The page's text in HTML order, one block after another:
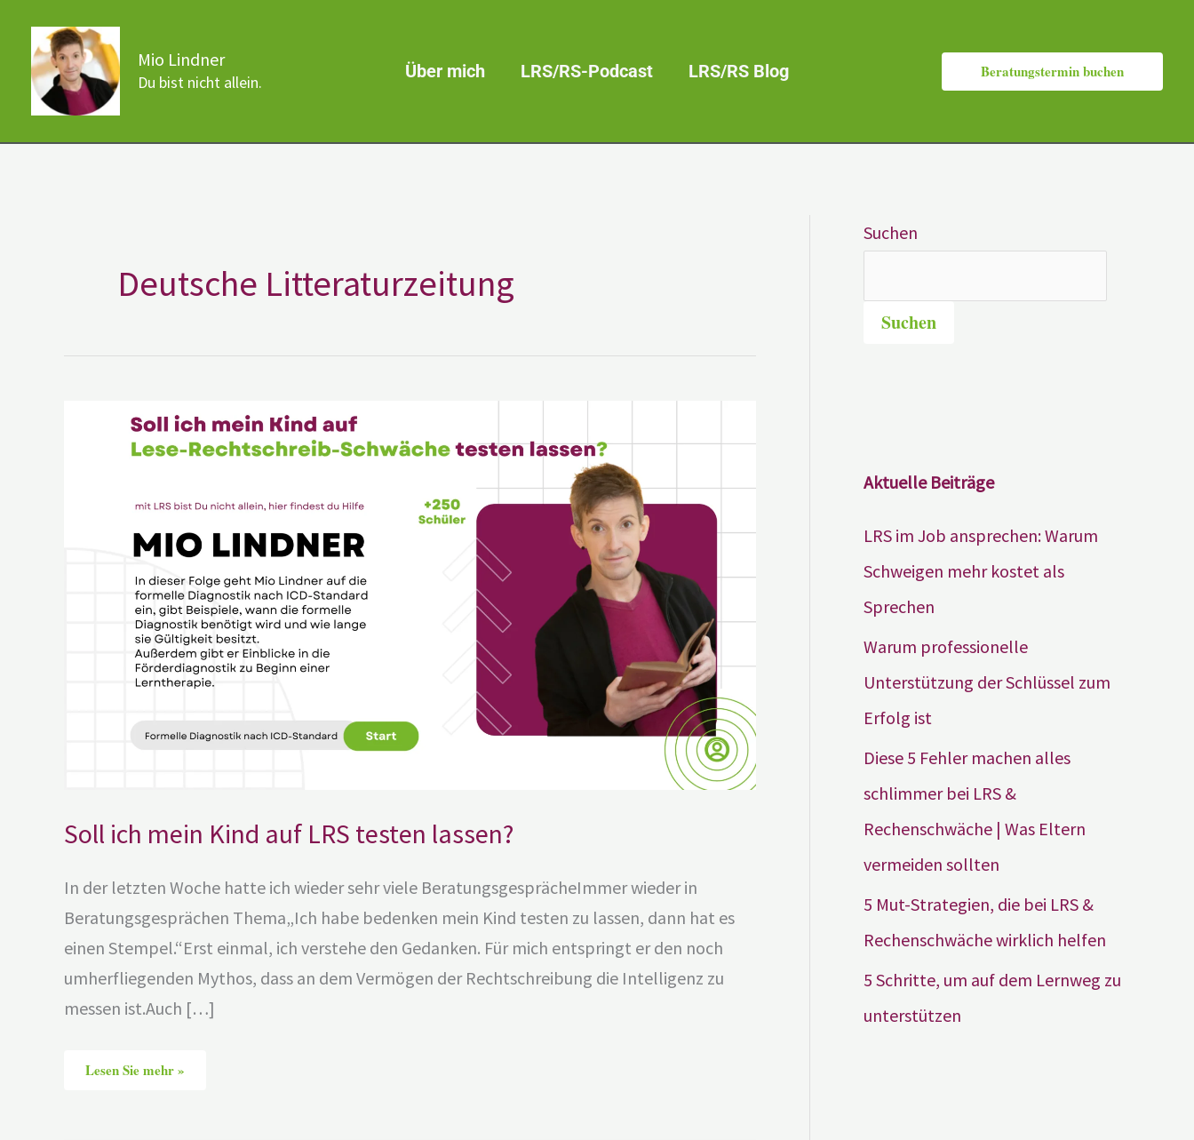
Inhalt
springen
Mio Lindner
Du bist nicht allein. Über mich LRS/RS-Podcast LRS/RS Blog Beratungstermin buchen
Deutsche Litteraturzeitung
Soll ich mein Kind auf LRS testen lassen?
In der letzten Woche hatte ich wieder sehr viele BeratungsgesprächeImmer wieder in
Beratungsgesprächen Thema„Ich habe bedenken mein Kind testen zu lassen, dann hat es
einen Stempel.“Erst einmal, ich verstehe den Gedanken. Für mich entspringt er den noch
umherfliegenden Mythos, dass an dem Vermögen der Rechtschreibung die Intelligenz zu
messen ist.Auch […]
Lesen Sie mehr »
Suchen
Suchen
Aktuelle Beiträge
LRS im Job ansprechen: Warum
Schweigen mehr kostet als
Sprechen
Warum professionelle
Unterstützung der Schlüssel zum
Erfolg ist
Diese 5 Fehler machen alles
schlimmer bei LRS &
Rechenschwäche | Was Eltern
vermeiden sollten
5 Mut-Strategien, die bei LRS &
Rechenschwäche wirklich helfen
5 Schritte, um auf dem Lernweg zu
unterstützen